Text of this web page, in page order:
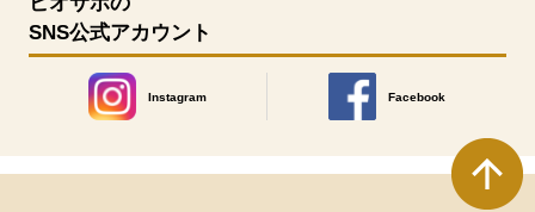
SNS公式アカウント
Instagram
別のウィンドウで開きます。
Facebook
別のウィンドウで開きます